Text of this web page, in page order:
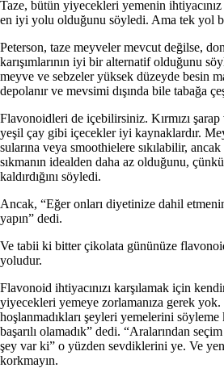
Taze, bütün yiyecekleri yemenin
en iyi yolu olduğunu söyledi. Ama tek yol
Peterson, taze meyveler mevcut değilse,
karışımlarının iyi bir alternatif olduğunu
meyve ve sebzeler yüksek düzeyde besin
depolanır ve mevsimi dışında bile tabağa
Flavonoidleri de içebilirsiniz. Kırmızı
yeşil çay gibi içecekler iyi kaynaklardır.
sularına veya smoothielere sıkılabilir,
sıkmanın idealden daha az olduğunu,
kaldırdığını söyledi.
Ancak, “Eğer onları diyetinize dahil
yapın” dedi.
Ve tabii ki bitter çikolata gününüze
yoludur.
Flavonoid ihtiyacınızı karşılamak için
yiyecekleri yemeye zorlamanıza gerek yok.
hoşlanmadıkları şeyleri yemelerini
başarılı olamadık” dedi. “Aralarından
şey var ki” o yüzden sevdiklerini ye. Ve
korkmayın.